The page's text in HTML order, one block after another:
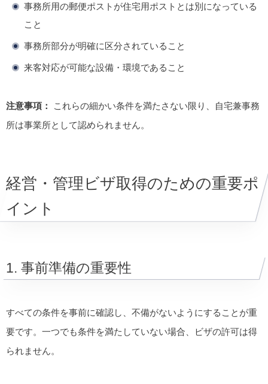
事務所用の郵便ポストが住宅用ポストとは別になっている
こと
事務所部分が明確に区分されていること
来客対応が可能な設備・環境であること
注意事項：
これらの細かい条件を満たさない限り、自宅兼事務
所は事業所として認められません。
経営・管理ビザ取得のための重要ポ
イント
1. 事前準備の重要性
すべての条件を事前に確認し、不備がないようにすることが重
要です。一つでも条件を満たしていない場合、ビザの許可は得
られません。